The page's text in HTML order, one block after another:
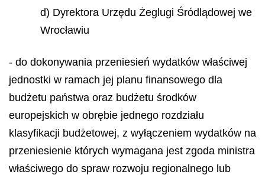
d) Dyrektora Urzędu Żeglugi Śródlądowej we
Wrocławiu
- do dokonywania przeniesień wydatków właściwej
jednostki w ramach jej planu finansowego dla
budżetu państwa oraz budżetu środków
europejskich w obrębie jednego rozdziału
klasyfikacji budżetowej, z wyłączeniem wydatków na
przeniesienie których wymagana jest zgoda ministra
właściwego do spraw rozwoju regionalnego lub